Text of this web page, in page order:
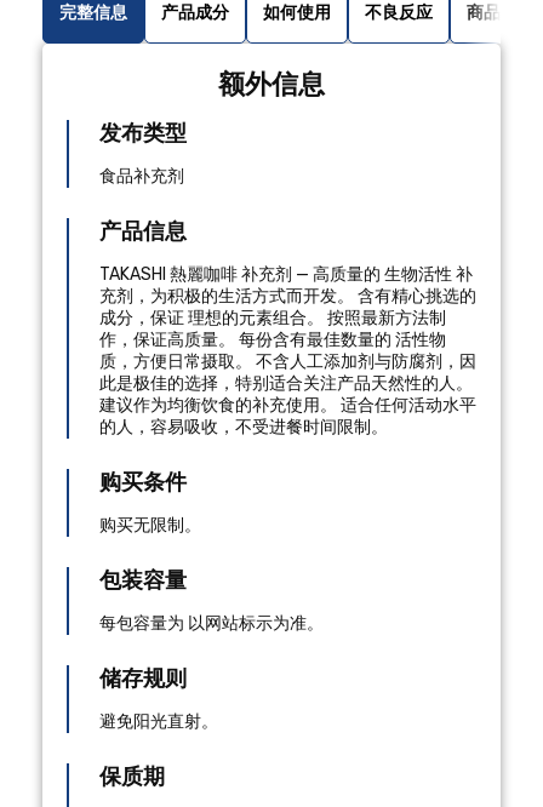
完整信息 产品成分 如何使用 不良反应 商品评论
额外信息
发布类型
食品补充剂
产品信息
TAKASHI 熱麗咖啡 补充剂 — 高质量的 生物活性 补
充剂，为积极的生活方式而开发。 含有精心挑选的
成分，保证 理想的元素组合。 按照最新方法制
作，保证高质量。 每份含有最佳数量的 活性物
质，方便日常摄取。 不含人工添加剂与防腐剂，因
此是极佳的选择，特别适合关注产品天然性的人。
建议作为均衡饮食的补充使用。 适合任何活动水平
的人，容易吸收，不受进餐时间限制。
购买条件
购买无限制。
包装容量
每包容量为 以网站标示为准。
储存规则
避免阳光直射。
保质期